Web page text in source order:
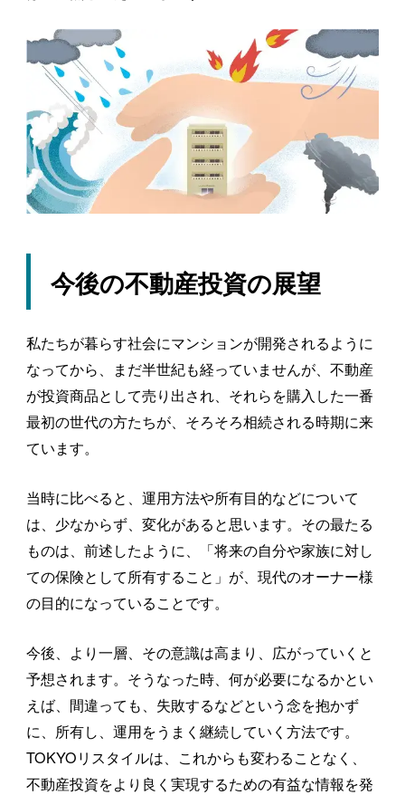
今後の不動産投資の展望
私たちが暮らす社会にマンションが開発されるように
なってから、まだ半世紀も経っていませんが、不動産
が投資商品として売り出され、それらを購入した一番
最初の世代の方たちが、そろそろ相続される時期に来
ています。
当時に比べると、運用方法や所有目的などについて
は、少なからず、変化があると思います。その最たる
ものは、前述したように、「将来の自分や家族に対し
ての保険として所有すること」が、現代のオーナー様
の目的になっていることです。
今後、より一層、その意識は高まり、広がっていくと
予想されます。そうなった時、何が必要になるかとい
えば、間違っても、失敗するなどという念を抱かず
に、所有し、運用をうまく継続していく方法です。
TOKYOリスタイルは、これからも変わることなく、
不動産投資をより良く実現するための有益な情報を発